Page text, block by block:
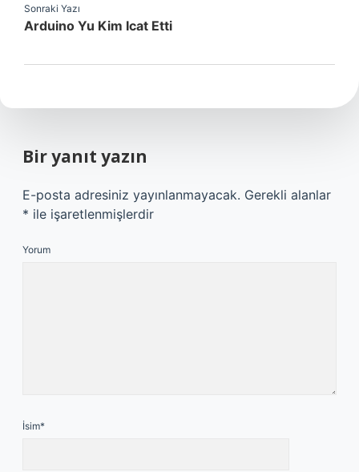
Sonraki Yazı
Arduino Yu Kim Icat Etti
Bir yanıt yazın
E-posta adresiniz yayınlanmayacak. Gerekli alanlar
* ile işaretlenmişlerdir
Yorum
İsim*